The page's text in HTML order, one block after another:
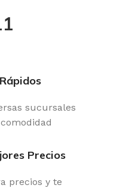
sucursales
Precios
precios y te